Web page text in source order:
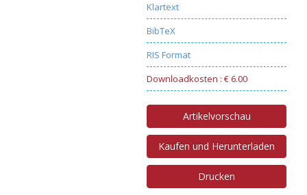
Klartext
BibTeX
RIS Format
Downloadkosten : € 6.00
Artikelvorschau
Kaufen und Herunterladen
Drucken